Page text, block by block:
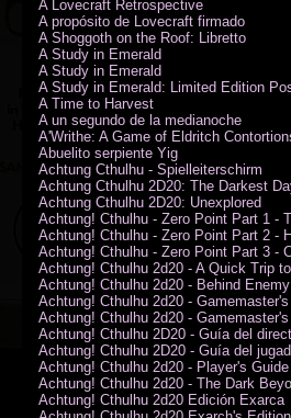
A Lovecraft Retrospective
A propósito de Lovecraft firmado
A Shoggoth on the Roof: Libretto
A Study in Emerald
A Study in Emerald
A Study in Emerald: Limited Edition
A Time to Harvest
A un segundo de la medianoche
A'Writhe: A Game of Eldritch
Abuelito serpiente Yig
Achtung Cthulhu - Spielleiterschirm
Achtung Cthulhu 2D20: The Darkest
Achtung Cthulhu 2D20: Unexplored
Achtung! Cthulhu - Zero Point Part 1 -
Achtung! Cthulhu - Zero Point Part 2 -
Achtung! Cthulhu - Zero Point Part 3 -
Achtung! Cthulhu 2d20 - A Quick Trip to
Achtung! Cthulhu 2d20 - Behind Enemy
Achtung! Cthulhu 2d20 - Gamemaster's
Achtung! Cthulhu 2d20 - Gamemaster's
Achtung! Cthulhu 2D20 - Guía del
Achtung! Cthulhu 2D20 - Guía del
Achtung! Cthulhu 2d20 - Player's Guide
Achtung! Cthulhu 2d20 - The Dark
Achtung! Cthulhu 2d20 Edición Exarca